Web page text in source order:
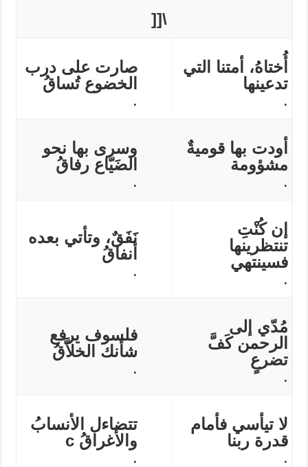
\
[[
أُختاهُ، أمتنا التي
تدعينها
.
صارت على درب
الخضوع تُساقُ
.
أودت بها قوميةٌ
مشؤومة
.
وسرى بها نحو
الضَيّاع رفاقُ
.
إن كُنْتِ
تنتظرينها
فسينتهي
.
نَفَقٌ، وتأتي بعده
أنفاقُ
.
مُدّي إلى
الرحمن كَفَّ
تضرعٍ
.
فلسوف يرفع
شأنك الخلاَّقُ
.
لا تيأسي فأمام
قدرة ربنا
.
تتضاءل الأنسابُ
والأغراقُc
.